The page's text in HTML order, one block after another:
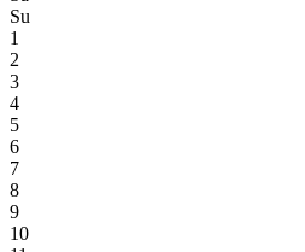
Su
1
2
3
4
5
6
7
8
9
10